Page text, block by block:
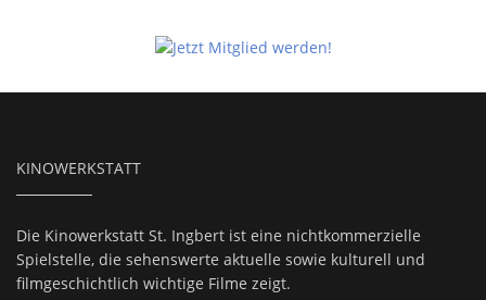
KINOWERKSTATT
Die Kinowerkstatt St. Ingbert ist eine nichtkommerzielle
Spielstelle, die sehenswerte aktuelle sowie kulturell und
filmgeschichtlich wichtige Filme zeigt.